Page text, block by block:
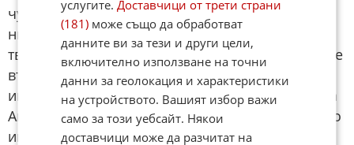
чуждестранните бойци не представляват
никаква заплаха за други държави, че те са
твърде малко, за да окажат значително влияние
върху новата сирийска армия, и че те така или
иначе са лоялни към новата администрация на
Аш Шараа. Експерти твърдят, че интегрирането
им в новите сирийски сили за сигурност
услугите.Доставчици от трети страни
(181) може също да обработват
данните ви за тези и други цели,
включително използване на точни
данни за геолокация и характеристики
на устройството. Вашият избор важи
само за този уебсайт. Някои
доставчици може да разчитат на